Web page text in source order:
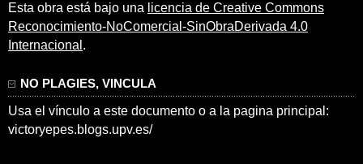
Esta obra está bajo una licencia de Creative Commons
Reconocimiento-NoComercial-SinObraDerivada 4.0
Internacional .
NO PLAGIES, VINCULA
Usa el vínculo a este documento o a la pagina principal:
victoryepes.blogs.upv.es/